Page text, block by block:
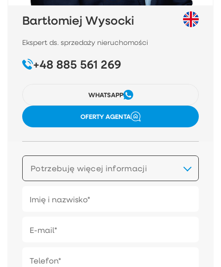
Bartłomiej Wysocki
Ekspert ds. sprzedaży nieruchomości
+48 885 561 269
WHATSAPP
OFERTY AGENTA
Potrzebuję więcej informacji